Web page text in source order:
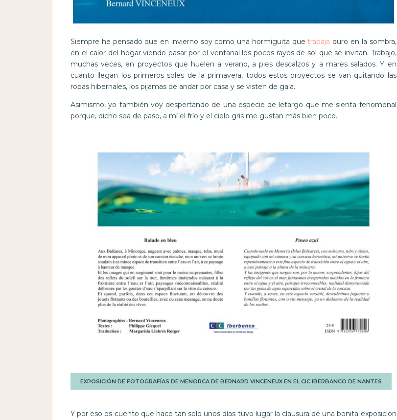
Siempre he pensado que en invierno soy como una hormiguita quetrabaja duro en la sombra,
en el calor del hogar viendo pasar por el ventanal los pocos rayos de sol que se invitan. Trabajo,
muchas veces, en proyectos que huelen a verano, a pies descalzos y a mares salados. Y en
cuanto llegan los primeros soles de la primavera, todos estos proyectos se van quitando las
ropas hibernales, los pijamas de andar por casa y se visten de gala.
Asimismo, yo también voy despertando de una especie de letargo que me sienta fenomenal
porque, dicho sea de paso, a mí el frío y el cielo gris me gustan más bien poco.
EXPOSICIÓN DE FOTOGRAFÍAS DE MENORCA DE BERNARD VINCENEUX EN EL CIC IBERBANCO DE NANTES
Y por eso os cuento que hace tan solo unos días tuvo lugar la clausura de una bonita exposición